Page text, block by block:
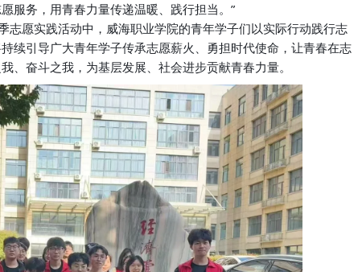
服务，用青春力量传递温暖、践行担当。”
愿实践活动中，威海职业学院的青年学子们以实际行动践行志
续引导广大青年学子传承志愿薪火、勇担时代使命，让青春在志
、奋斗之我，为基层发展、社会进步贡献青春力量。